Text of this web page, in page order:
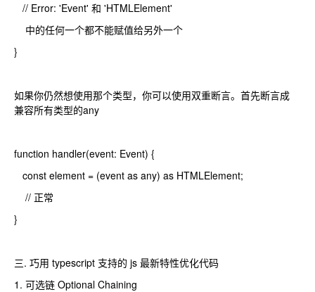
// Error: 'Event' 和 'HTMLElement'
中的任何一个都不能赋值给另外一个
}
如果你仍然想使用那个类型，你可以使用双重断言。首先断言成
兼容所有类型的any
function handler(event: Event) {
const element = (event as any) as HTMLElement;
// 正常
}
三. 巧用 typescript 支持的 js 最新特性优化代码
1. 可选链 Optional Chaining